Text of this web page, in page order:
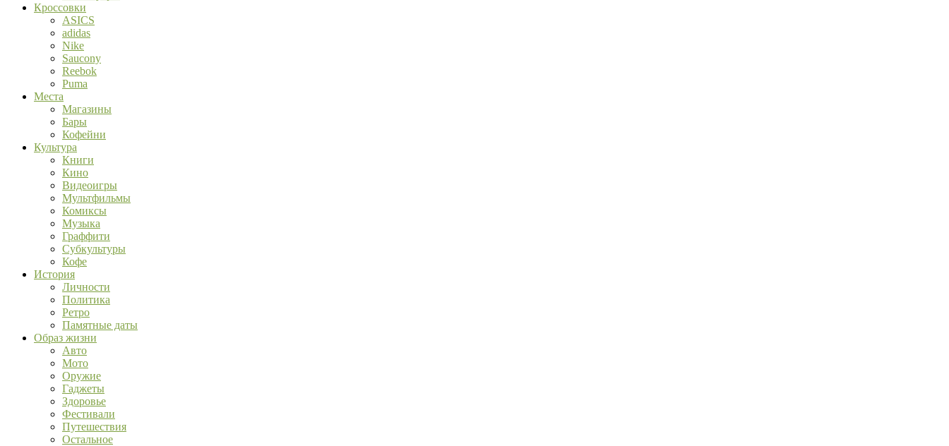
Кроссовки
ASICS
adidas
Nike
Saucony
Reebok
Puma
Места
Магазины
Бары
Кофейни
Культура
Книги
Кино
Видеоигры
Мультфильмы
Комиксы
Музыка
Граффити
Субкультуры
Кофе
История
Личности
Политика
Ретро
Памятные даты
Образ жизни
Авто
Мото
Оружие
Гаджеты
Здоровье
Фестивали
Путешествия
Остальное